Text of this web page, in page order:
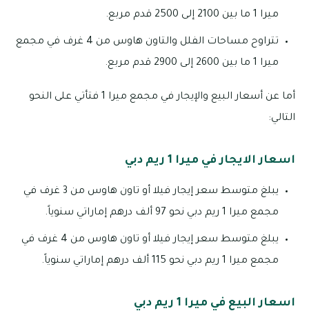
ميرا 1 ما بين 2100 إلى 2500 قدم مربع.
تتراوح مساحات الفلل والتاون هاوس من 4 غرف في مجمع
ميرا 1 ما بين 2600 إلى 2900 قدم مربع.
أما عن أسعار البيع والإيجار في مجمع ميرا 1 فتأتي على النحو
التالي:
اسعار الايجار في ميرا 1 ريم دبي
يبلغ متوسط سعر إيجار فيلا أو تاون هاوس من 3 غرف في
مجمع ميرا 1 ريم دبي نحو 97 ألف درهم إماراتي سنوياً.
يبلغ متوسط سعر إيجار فيلا أو تاون هاوس من 4 غرف في
مجمع ميرا 1 ريم دبي نحو 115 ألف درهم إماراتي سنوياً.
اسعار البيع في ميرا 1 ريم دبي